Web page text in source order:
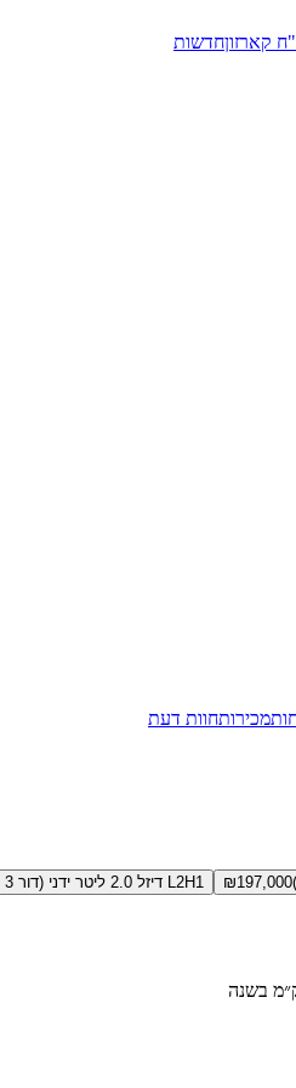
קארזוןחדשות
מכירותחוות דעת
₪197,000 L2H1 דיזל 2.0 ליטר ידני (דור 3 מתיחת פנים)